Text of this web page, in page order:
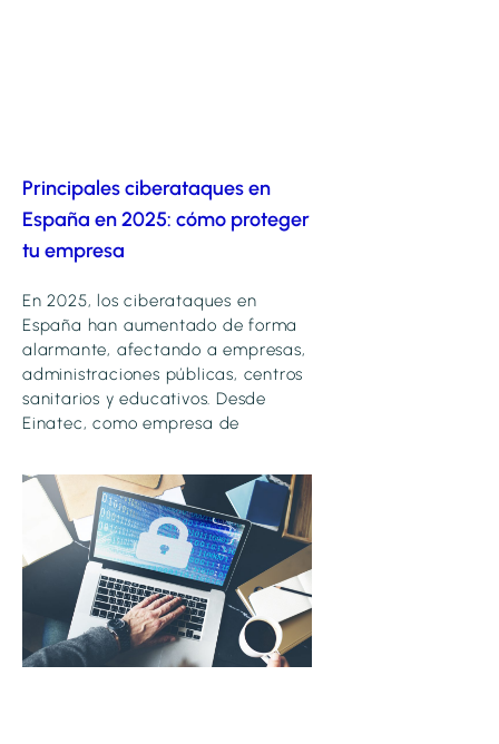
Principales ciberataques en
España en 2025: cómo proteger
tu empresa
En 2025, los ciberataques en
España han aumentado de forma
alarmante, afectando a empresas,
administraciones públicas, centros
sanitarios y educativos. Desde
Einatec, como empresa de